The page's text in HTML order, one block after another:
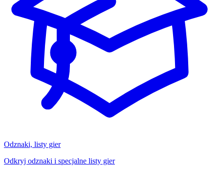
Odznaki, listy gier
Odkryj odznaki i specjalne listy gier